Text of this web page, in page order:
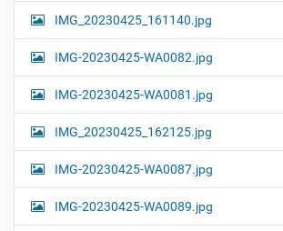
IMG_20230425_161140.jpg
IMG-20230425-WA0082.jpg
IMG-20230425-WA0081.jpg
IMG_20230425_162125.jpg
IMG-20230425-WA0087.jpg
IMG-20230425-WA0089.jpg